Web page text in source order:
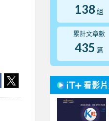
138 組
累計文章數
435 篇
看影